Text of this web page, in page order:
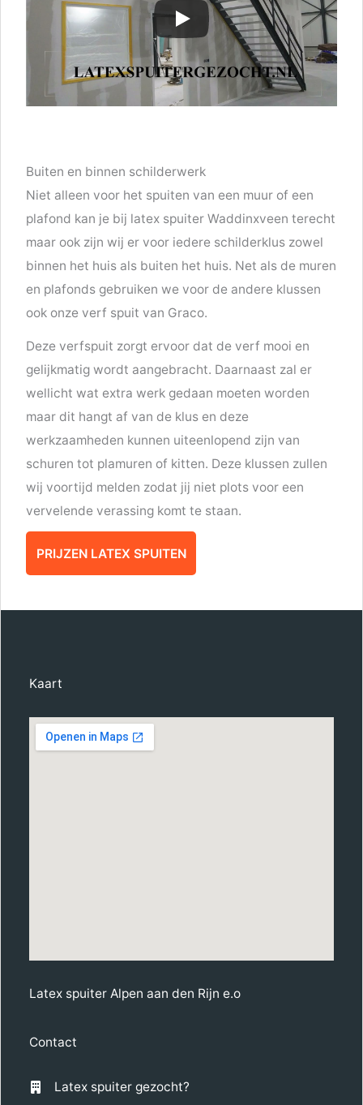
Buiten en binnen schilderwerk
Niet alleen voor het spuiten van een muur of een
plafond kan je bij latex spuiter Waddinxveen terecht
maar ook zijn wij er voor iedere schilderklus zowel
binnen het huis als buiten het huis. Net als de muren
en plafonds gebruiken we voor de andere klussen
ook onze verf spuit van Graco.
Deze verfspuit zorgt ervoor dat de verf mooi en
gelijkmatig wordt aangebracht. Daarnaast zal er
wellicht wat extra werk gedaan moeten worden
maar dit hangt af van de klus en deze
werkzaamheden kunnen uiteenlopend zijn van
schuren tot plamuren of kitten. Deze klussen zullen
wij voortijd melden zodat jij niet plots voor een
vervelende verassing komt te staan.
PRIJZEN LATEX SPUITEN
Kaart
Latex spuiter Alpen aan den Rijn e.o
Contact
Latex spuiter gezocht?